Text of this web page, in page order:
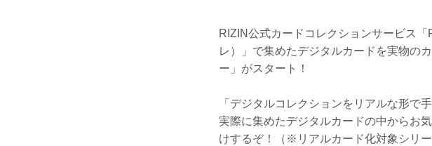
RIZIN公式カードコレクションサービス
レ）」で集めたデジタルカードを実物の
ー」がスタート！
「デジタルコレクションをリアルな形で
実際に集めたデジタルカードの中からお
けするぞ！（※リアルカード化対象シリー